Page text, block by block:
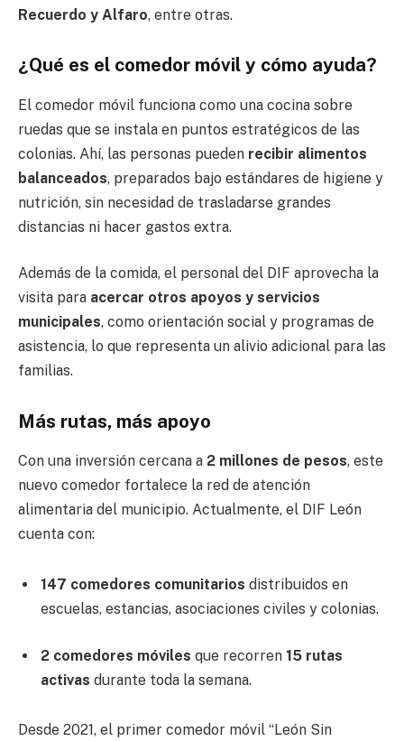
Recuerdo y Alfaro, entre otras.
¿Qué es el comedor móvil y cómo ayuda?
El comedor móvil funciona como una cocina sobre
ruedas que se instala en puntos estratégicos de las
colonias. Ahí, las personas pueden recibir alimentos
balanceados, preparados bajo estándares de higiene y
nutrición, sin necesidad de trasladarse grandes
distancias ni hacer gastos extra.
Además de la comida, el personal del DIF aprovecha la
visita para acercar otros apoyos y servicios
municipales, como orientación social y programas de
asistencia, lo que representa un alivio adicional para las
familias.
Más rutas, más apoyo
Con una inversión cercana a 2 millones de pesos, este
nuevo comedor fortalece la red de atención
alimentaria del municipio. Actualmente, el DIF León
cuenta con:
147 comedores comunitarios distribuidos en
escuelas, estancias, asociaciones civiles y colonias.
2 comedores móviles que recorren 15 rutas
activas durante toda la semana.
Desde 2021, el primer comedor móvil “León Sin